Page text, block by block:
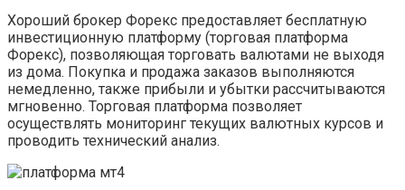
Хороший брокер Форекс предоставляет бесплатную
инвестиционную платформу (торговая платформа
Форекс), позволяющая торговать валютами не выходя
из дома. Покупка и продажа заказов выполняются
немедленно, также прибыли и убытки рассчитываются
мгновенно. Торговая платформа позволяет
осуществлять мониторинг текущих валютных курсов и
проводить технический анализ.